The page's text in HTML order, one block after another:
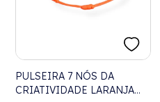
PULSEIRA 7 NÓS DA
CRIATIVIDADE LARANJA